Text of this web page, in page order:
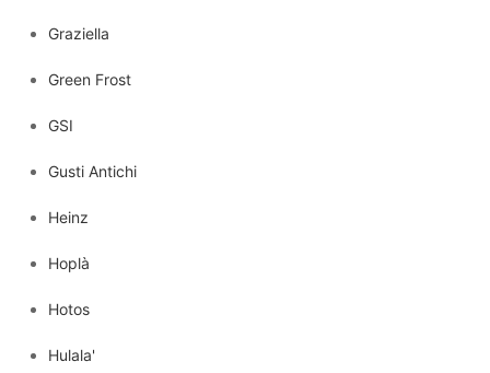
Graziella
Green Frost
GSI
Gusti Antichi
Heinz
Hoplà
Hotos
Hulala'